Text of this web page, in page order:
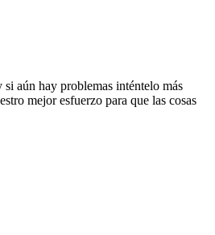
aún hay problemas inténtelo más
mejor esfuerzo para que las cosas